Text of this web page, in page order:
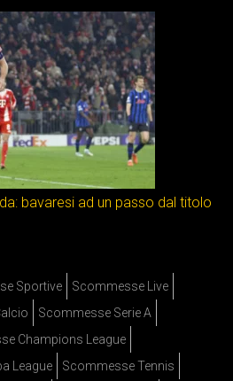
bavaresi ad un passo dal titolo
Sportive
Scommesse Live
Scommesse Serie A
Champions League
League
Scommesse Tennis